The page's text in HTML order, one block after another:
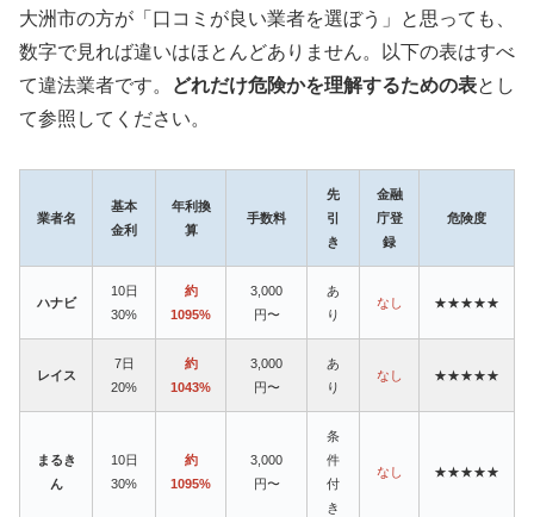
大洲市の方が「口コミが良い業者を選ぼう」と思っても、
数字で見れば違いはほとんどありません。以下の表はすべ
て違法業者です。
どれだけ危険かを理解するための表とし
て参照してください。
業者名
基本
金利
年利換
算
手数料
先
引
き
金融
庁登
録
危険度
ハナビ
10日
30%
約
1095%
3,000
円〜
あ
り
なし ★★★★★
レイス
7日
20%
約
1043%
3,000
円〜
あ
り
なし ★★★★★
まるき
ん
10日
30%
約
1095%
3,000
円〜
条
件
付
き
なし ★★★★★